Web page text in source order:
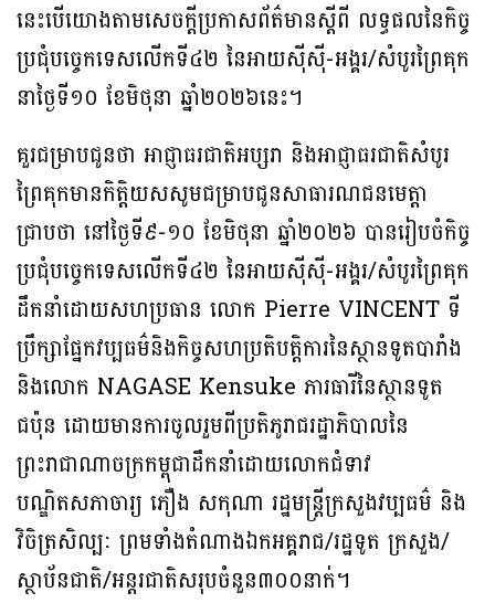
នេះបើយោងតាមសេចក្តីប្រកាសព័ត៌មានស្តីពី លទ្ធផលនៃកិច្ច
ប្រជុំបច្ចេកទេសលើកទី៤២ នៃអាយស៊ីស៊ី-អង្គរ/សំបូរព្រៃគុក
នាថ្ងៃទី១០ ខែមិថុនា ឆ្នាំ២០២៦នេះ។
គួរជម្រាបជូនថា អាជ្ញាធរជាតិអប្សរា និងអាជ្ញាធរជាតិសំបូរ
ព្រៃគុកមានកិត្តិយសសូមជម្រាបជូនសាធារណជនមេត្តា
ជ្រាបថា នៅថ្ងៃទី៩-១០ ខែមិថុនា ឆ្នាំ២០២៦ បានរៀបចំកិច្ច
ប្រជុំបច្ចេកទេសលើកទី៤២ នៃអាយស៊ីស៊ី-អង្គរ/សំបូរព្រៃគុក
ដឹកនាំដោយសហប្រធាន លោក Pierre VINCENT ទី
ប្រឹក្សាផ្នែកវប្បធម៌និងកិច្ចសហប្រតិបត្តិការនៃស្ថានទូតបារាំង
និងលោក NAGASE Kensuke ភារធារីនៃស្ថានទូត
ជប៉ុន ដោយមានការចូលរួមពីប្រតិភូរាជរដ្ឋាភិបាលនៃ
ព្រះរាជាណាចក្រកម្ពុជាដឹកនាំដោយលោកជំទាវ
បណ្ឌិតសភាចារ្យ ភឿង សកុណា រដ្ឋមន្រ្តីក្រសួងវប្បធម៌ និង
វិចិត្រសិល្បៈ ព្រមទាំងតំណាងឯកអគ្គរាជ/រដ្ឋទូត ក្រសួង/
ស្ថាប័នជាតិ/អន្តរជាតិសរុបចំនួន៣០០នាក់។